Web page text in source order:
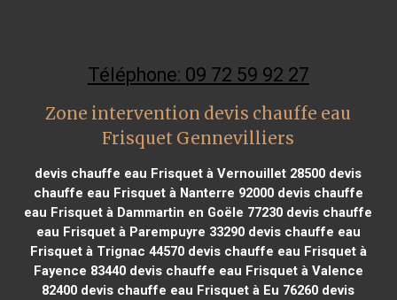
Téléphone: 09 72 59 92 27
Zone intervention devis chauffe eau
Frisquet Gennevilliers
devis chauffe eau Frisquet à Vernouillet 28500 devis
chauffe eau Frisquet à Nanterre 92000devis chauffe
eau Frisquet à Dammartin en Goële 77230 devis chauffe
eau Frisquet à Parempuyre 33290devis chauffe eau
Frisquet à Trignac 44570devis chauffe eau Frisquet à
Fayence 83440devis chauffe eau Frisquet à Valence
82400 devis chauffe eau Frisquet à Eu 76260 devis